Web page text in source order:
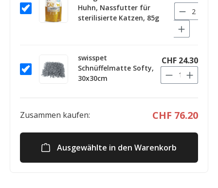
Huhn, Nassfutter für
sterilisierte Katzen, 85g
swisspet
Schnüffelmatte Softy,
30x30cm
CHF 24.30
Zusammen kaufen: CHF 76.20
Ausgewählte in den Warenkorb